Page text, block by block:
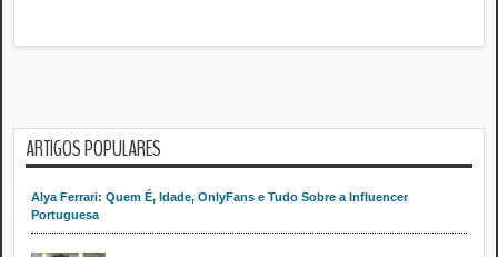
ARTIGOS POPULARES
Alya Ferrari: Quem É, Idade, OnlyFans e Tudo Sobre a Influencer
Portuguesa